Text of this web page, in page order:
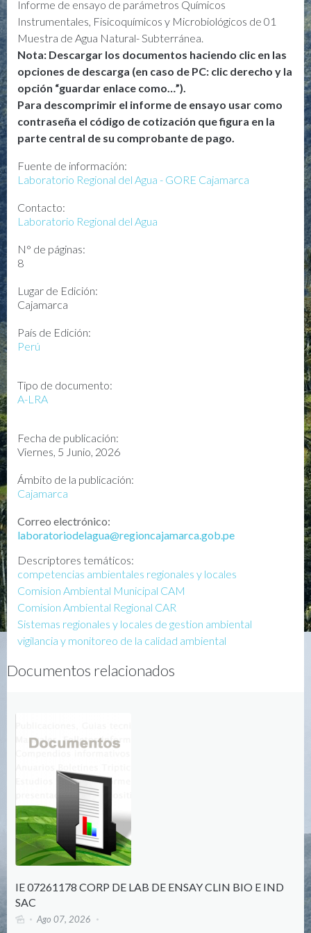
Informe de ensayo de parámetros Químicos
Instrumentales, Fisicoquímicos y Microbiológicos de 01
Muestra de Agua Natural- Subterránea.
Nota: Descargar los documentos haciendo clic en las
opciones de descarga (en caso de PC: clic derecho y la
opción “guardar enlace como…”).
Para descomprimir el informe de ensayo usar como
contraseña el código de cotización que figura en la
parte central de su comprobante de pago.
Fuente de información:
Laboratorio Regional del Agua - GORE Cajamarca
Contacto:
Laboratorio Regional del Agua
N° de páginas:
8
Lugar de Edición:
Cajamarca
País de Edición:
Perú
Tipo de documento:
A-LRA
Fecha de publicación:
Viernes, 5 Junio, 2026
Ámbito de la publicación:
Cajamarca
Correo electrónico:
laboratoriodelagua@regioncajamarca.gob.pe
Descriptores temáticos:
competencias ambientales regionales y locales
Comision Ambiental Municipal CAM
Comision Ambiental Regional CAR
Sistemas regionales y locales de gestion ambiental
vigilancia y monitoreo de la calidad ambiental
Documentos relacionados
IE 07261178 CORP DE LAB DE ENSAY CLIN BIO E IND
SAC
Ago 07, 2026